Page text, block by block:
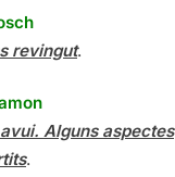
revingut.
avui. Alguns aspectes
.